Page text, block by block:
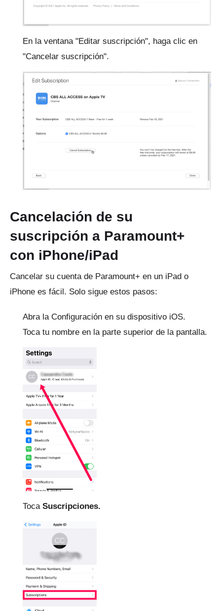
En la ventana "Editar suscripción", haga clic en
"Cancelar suscripción".
Cancelación de su
suscripción a Paramount+
con iPhone/iPad
Cancelar su cuenta de Paramount+ en un iPad o
iPhone es fácil. Solo sigue estos pasos:
Abra la Configuración en su dispositivo iOS.
Toca tu nombre en la parte superior de la pantalla.
Toca Suscripciones.